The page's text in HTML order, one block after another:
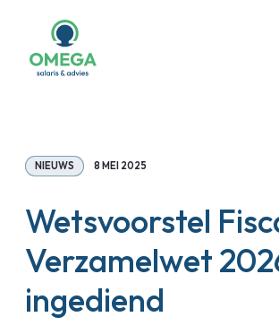
NIEUWS 8 MEI 2025
Wetsvoorstel
Verzamelwet
ingediend